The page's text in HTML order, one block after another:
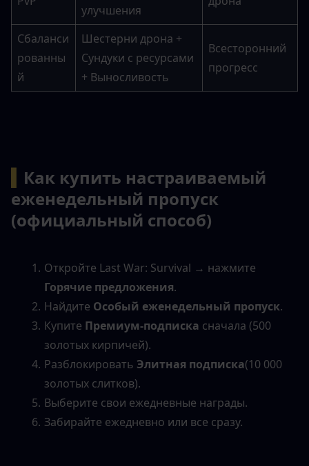
улучшения
Сбаланси
рованны
й
Шестерни дрона +
Сундуки с ресурсами
+ Выносливость
Всесторонний
прогресс
Как купить настраиваемый
еженедельный пропуск
(официальный способ)
Горячие предложения.
Найдите Особый еженедельный пропуск.
Купите Премиум-подписка сначала (500
золотых кирпичей).
Разблокировать Элитная подписка(10 000
золотых слитков).
Выберите свои ежедневные награды.
Забирайте ежедневно или все сразу.